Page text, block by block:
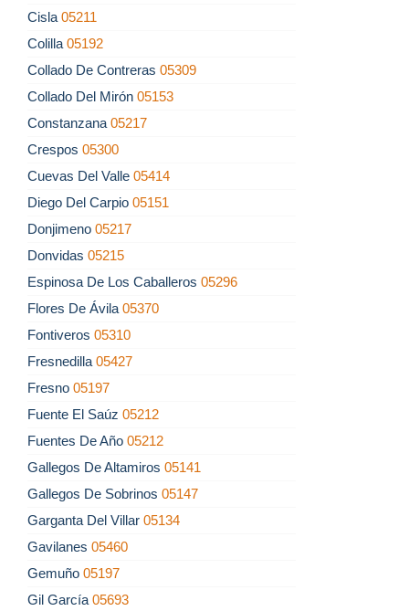
Cisla 05211
Colilla 05192
Collado De Contreras 05309
Collado Del Mirón 05153
Constanzana 05217
Crespos 05300
Cuevas Del Valle 05414
Diego Del Carpio 05151
Donjimeno 05217
Donvidas 05215
Espinosa De Los Caballeros 05296
Flores De Ávila 05370
Fontiveros 05310
Fresnedilla 05427
Fresno 05197
Fuente El Saúz 05212
Fuentes De Año 05212
Gallegos De Altamiros 05141
Gallegos De Sobrinos 05147
Garganta Del Villar 05134
Gavilanes 05460
Gemuño 05197
Gil García 05693